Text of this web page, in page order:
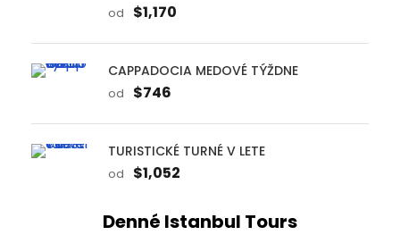
od $1,170
CAPPADOCIA MEDOVÉ TÝŽDNE
od $746
TURISTICKÉ TURNÉ V LETE
od $1,052
Denné Istanbul Tours